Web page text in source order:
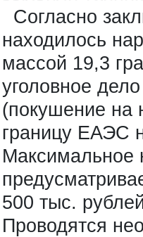
Согласно
находилось
массой 19,3
уголовное
(покушение на
границу ЕАЭС
Максимальное
500 тыс.
Проводятся